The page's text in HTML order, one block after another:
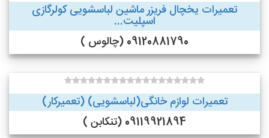
تعمیرات یخچال فریزر ماشین لباسشویی کولرگازی
اسپلیت...
09120881790 (چالوس )
تعمیرات لوازم خانگی(لباسشویی) (تعمیرکار)
09119921894 (تنکابن )